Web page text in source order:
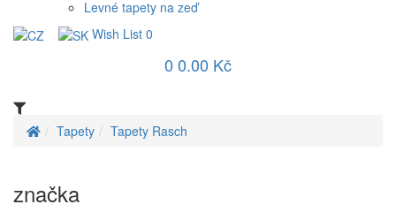
Levné tapety na zeď
Wish List 0
0 0.00 Kč
Tapety Tapety Rasch
značka